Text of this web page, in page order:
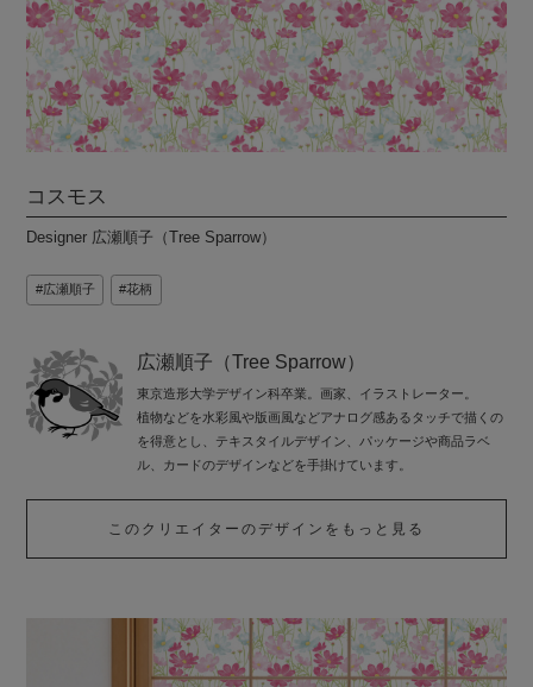
コスモス
Designer 広瀬順子（Tree Sparrow）
広瀬順子 花柄
広瀬順子（Tree Sparrow）
東京造形大学デザイン科卒業。画家、イラストレーター。
植物などを水彩風や版画風などアナログ感あるタッチで描くの
を得意とし、テキスタイルデザイン、パッケージや商品ラベ
ル、カードのデザインなどを手掛けています。
このクリエイターのデザインをもっと見る